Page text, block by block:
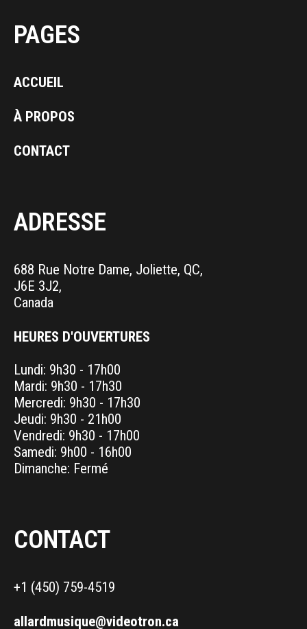
PAGES
ACCUEIL
À PROPOS
CONTACT
ADRESSE
688 Rue Notre Dame, Joliette, QC,
J6E 3J2,
Canada
HEURES D'OUVERTURES
Lundi: 9h30 - 17h00
Mardi: 9h30 - 17h30
Mercredi: 9h30 - 17h30
Jeudi: 9h30 - 21h00
Vendredi: 9h30 - 17h00
Samedi: 9h00 - 16h00
Dimanche: Fermé
CONTACT
+1 (450) 759-4519
allardmusique@videotron.ca